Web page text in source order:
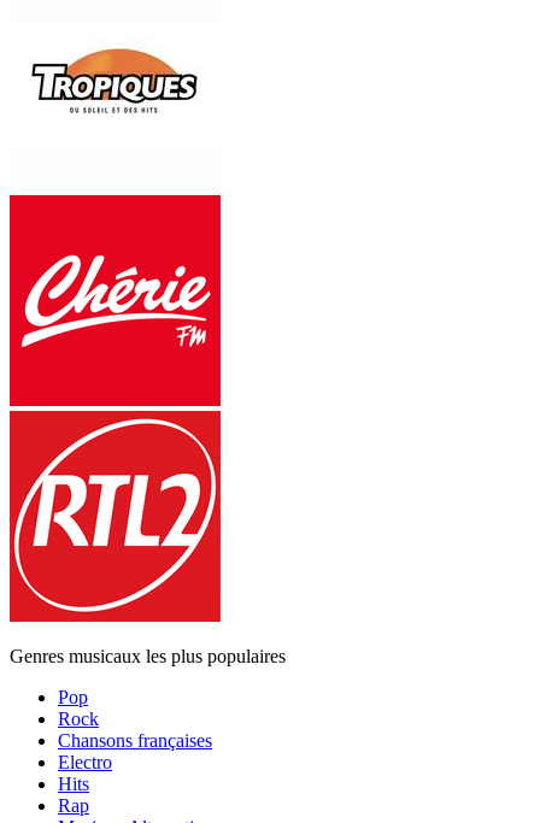
Genres musicaux les plus populaires
Pop
Rock
Chansons françaises
Electro
Hits
Rap